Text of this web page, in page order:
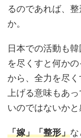
るのであれば、
か。
日本での活動も
を尽くすと何か
から、全力を尽
上げる意味もあ
いのではないかと
「嫁」「整形」